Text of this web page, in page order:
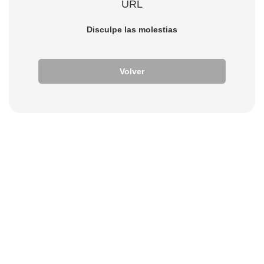
URL
Disculpe las molestias
Volver